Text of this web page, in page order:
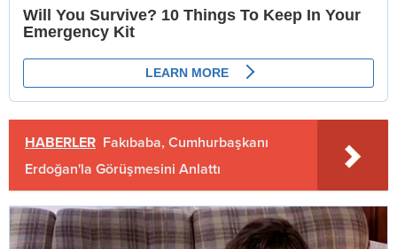
HABERLER Fakıbaba, Cumhurbaşkanı
Erdoğan'la Görüşmesini Anlattı